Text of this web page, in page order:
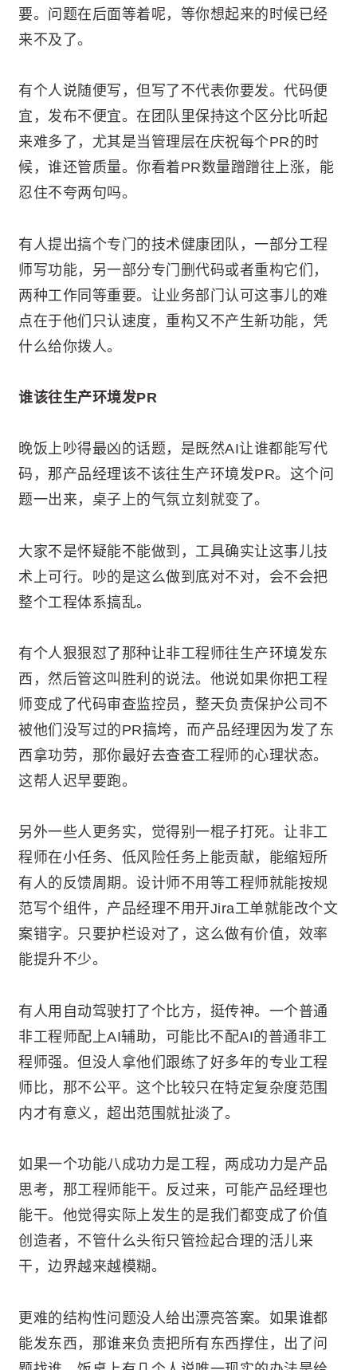
要。问题在后面等着呢，等你想起来的时候已经
来不及了。
有个人说随便写，但写了不代表你要发。代码便
宜，发布不便宜。在团队里保持这个区分比听起
来难多了，尤其是当管理层在庆祝每个PR的时
候，谁还管质量。你看着PR数量蹭蹭往上涨，能
忍住不夸两句吗。
有人提出搞个专门的技术健康团队，一部分工程
师写功能，另一部分专门删代码或者重构它们，
两种工作同等重要。让业务部门认可这事儿的难
点在于他们只认速度，重构又不产生新功能，凭
什么给你拨人。
谁该往生产环境发PR
晚饭上吵得最凶的话题，是既然AI让谁都能写代
码，那产品经理该不该往生产环境发PR。这个问
题一出来，桌子上的气氛立刻就变了。
大家不是怀疑能不能做到，工具确实让这事儿技
术上可行。吵的是这么做到底对不对，会不会把
整个工程体系搞乱。
有个人狠狠怼了那种让非工程师往生产环境发东
西，然后管这叫胜利的说法。他说如果你把工程
师变成了代码审查监控员，整天负责保护公司不
被他们没写过的PR搞垮，而产品经理因为发了东
西拿功劳，那你最好去查查工程师的心理状态。
这帮人迟早要跑。
另外一些人更务实，觉得别一棍子打死。让非工
程师在小任务、低风险任务上能贡献，能缩短所
有人的反馈周期。设计师不用等工程师就能按规
范写个组件，产品经理不用开Jira工单就能改个文
案错字。只要护栏设对了，这么做有价值，效率
能提升不少。
有人用自动驾驶打了个比方，挺传神。一个普通
非工程师配上AI辅助，可能比不配AI的普通非工
程师强。但没人拿他们跟练了好多年的专业工程
师比，那不公平。这个比较只在特定复杂度范围
内才有意义，超出范围就扯淡了。
如果一个功能八成功力是工程，两成功力是产品
思考，那工程师能干。反过来，可能产品经理也
能干。他觉得实际上发生的是我们都变成了价值
创造者，不管什么头衔只管捡起合理的活儿来
干，边界越来越模糊。
更难的结构性问题没人给出漂亮答案。如果谁都
能发东西，那谁来负责把所有东西撑住，出了问